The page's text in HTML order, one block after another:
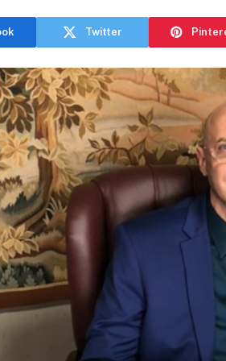
Twitter